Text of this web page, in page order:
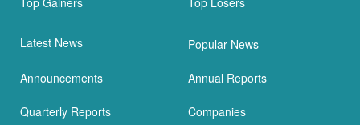
Latest News Popular News
Announcements Annual Reports
Quarterly Reports Companies